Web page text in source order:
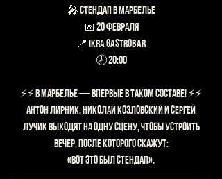
🎤 СТЕНДАП в МАРБЕЛЬЕ
📅 20 февраля
📍 Ikra Gastrobar
🕗 20:00
⚡️⚡️ В МАРБЕЛЬЕ — ВПЕРВЫЕ В ТАКОМ СОСТАВЕ! ⚡️⚡️
Антон Лирник, Николай Козловский и Сергей
Лучик выходят на одну сцену, чтобы устроить
вечер, после которого скажут: